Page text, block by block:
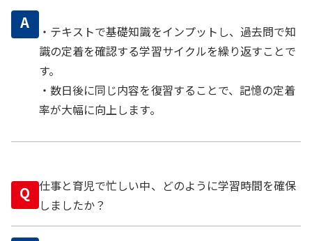
A
・テキストで基礎知識をインプットし、過去問で知
識の定着を確認する学習サイクルを繰り返すことで
す。
・数日後に同じ内容を復習することで、記憶の定着
率が大幅に向上します。
Q 仕事と育児で忙しい中、どのように学習時間を確保
しましたか？